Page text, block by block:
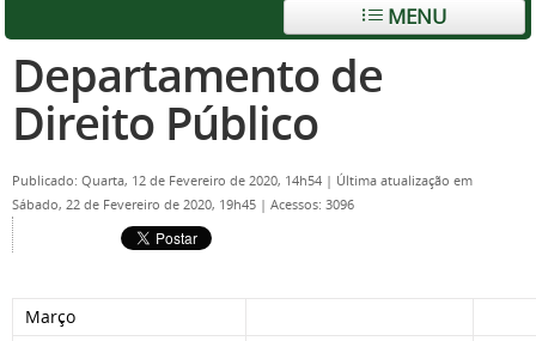
MENU
Departamento de
Direito Público
Publicado: Quarta, 12 de Fevereiro de 2020, 14h54 | Última atualização em
Sábado, 22 de Fevereiro de 2020, 19h45 | Acessos: 3096
Março